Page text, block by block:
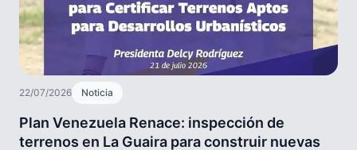
22/07/2026 Noticia
Plan Venezuela Renace: inspección de
terrenos en La Guaira para construir nuevas